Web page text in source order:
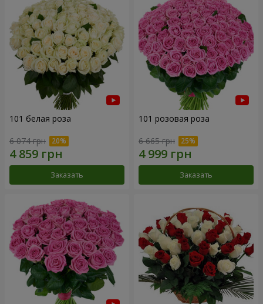
101 белая роза
6 074 грн
Заказать
101 розовая роза
6 665 грн
Заказать